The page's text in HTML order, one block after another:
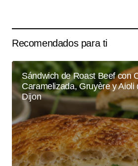
Recomendados para ti
Sándwich de Roast Beef con
Caramelizada, Gruyère y Aioli
Dijon